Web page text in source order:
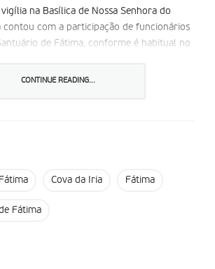
na Basílica de Nossa Senhora do
contou com a participação de funcionários
de Fátima, conforme é habitual no
redes sociaisdo Santuário de Fátima, e do
CONTINUE READING...
Cova da Iria Fátima
Fátima